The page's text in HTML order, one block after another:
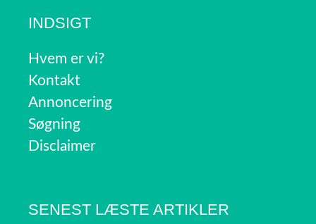
INDSIGT
Hvem er vi?
Kontakt
Annoncering
Søgning
Disclaimer
SENEST LÆSTE ARTIKLER